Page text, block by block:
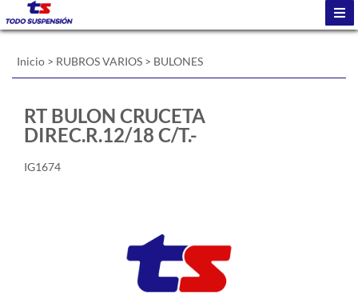
Inicio > RUBROS VARIOS > BULONES
RT BULON CRUCETA
DIREC.R.12/18 C/T.-
IG1674